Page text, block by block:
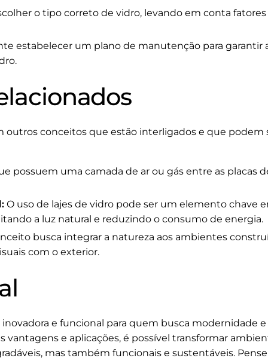
o tipo correto de vidro, levando em conta
estabelecer um plano de manutenção para garantir
outros conceitos que estão interligados e que podem
possuem uma camada de ar ou gás entre as placas
O uso de lajes de vidro pode ser um elemento chave
a luz natural e reduzindo o consumo de energia.
busca integrar a natureza aos ambientes
com o exterior.
e funcional para quem busca modernidade
vantagens e aplicações, é possível transformar
mas também funcionais e sustentáveis.